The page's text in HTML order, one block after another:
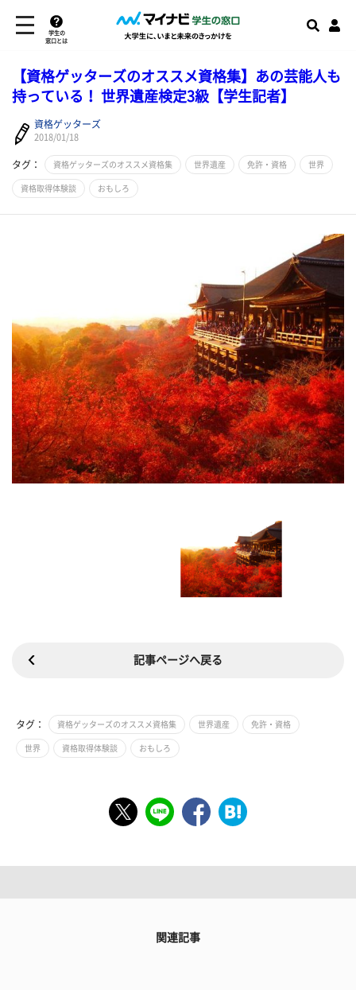
学生の
窓口とは
【資格ゲッターズのオススメ資格集】あの芸能人も
持っている！ 世界遺産検定3級【学生記者】
資格ゲッターズ
2018/01/18
タグ： 資格ゲッターズのオススメ資格集 世界遺産 免許・資格 世界
資格取得体験談 おもしろ
記事ページへ戻る
タグ： 資格ゲッターズのオススメ資格集 世界遺産 免許・資格
世界 資格取得体験談 おもしろ
関連記事